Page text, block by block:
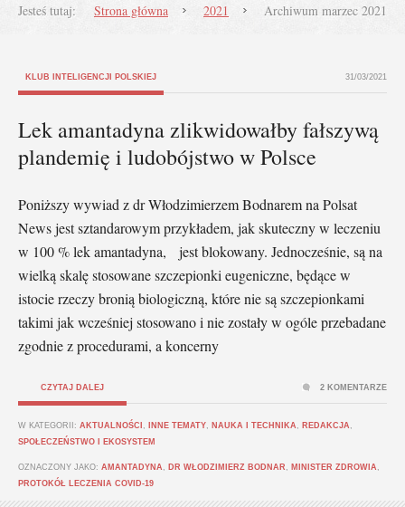
Jesteś tutaj: Strona główna 2021 Archiwum marzec 2021
KLUB INTELIGENCJI POLSKIEJ 31/03/2021
Lek amantadyna zlikwidowałby fałszywą
plandemię i ludobójstwo w Polsce
Poniższy wywiad z dr Włodzimierzem Bodnarem na Polsat
News jest sztandarowym przykładem, jak skuteczny w leczeniu
w 100 % lek amantadyna, jest blokowany. Jednocześnie, są na
wielką skalę stosowane szczepionki eugeniczne, będące w
istocie rzeczy bronią biologiczną, które nie są szczepionkami
takimi jak wcześniej stosowano i nie zostały w ogóle przebadane
zgodnie z procedurami, a koncerny
CZYTAJ DALEJ
W KATEGORII: AKTUALNOŚCI INNE TEMATY NAUKA I TECHNIKA REDAKCJA
SPOŁECZEŃSTWO I EKOSYSTEM
OZNACZONY JAKO: AMANTADYNA DR WŁODZIMIERZ BODNAR MINISTER ZDROWIA
PROTOKÓŁ LECZENIA COVID-19
2 KOMENTARZE